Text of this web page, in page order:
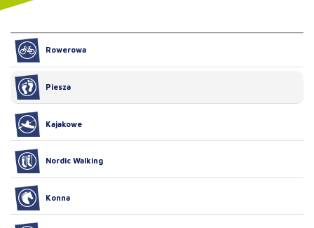
Rowerowa
Piesza
Kajakowe
Nordic Walking
Konna